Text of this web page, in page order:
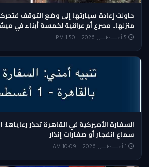
حاولت إعادة سيارتها إلى وضع التوقف
منزلها.. مصرع أم عراقية لخمسة أبناء في
السفارة الأميركية في القاهرة تحذر رعاياها:
سماع انفجار أو صفارات إنذار